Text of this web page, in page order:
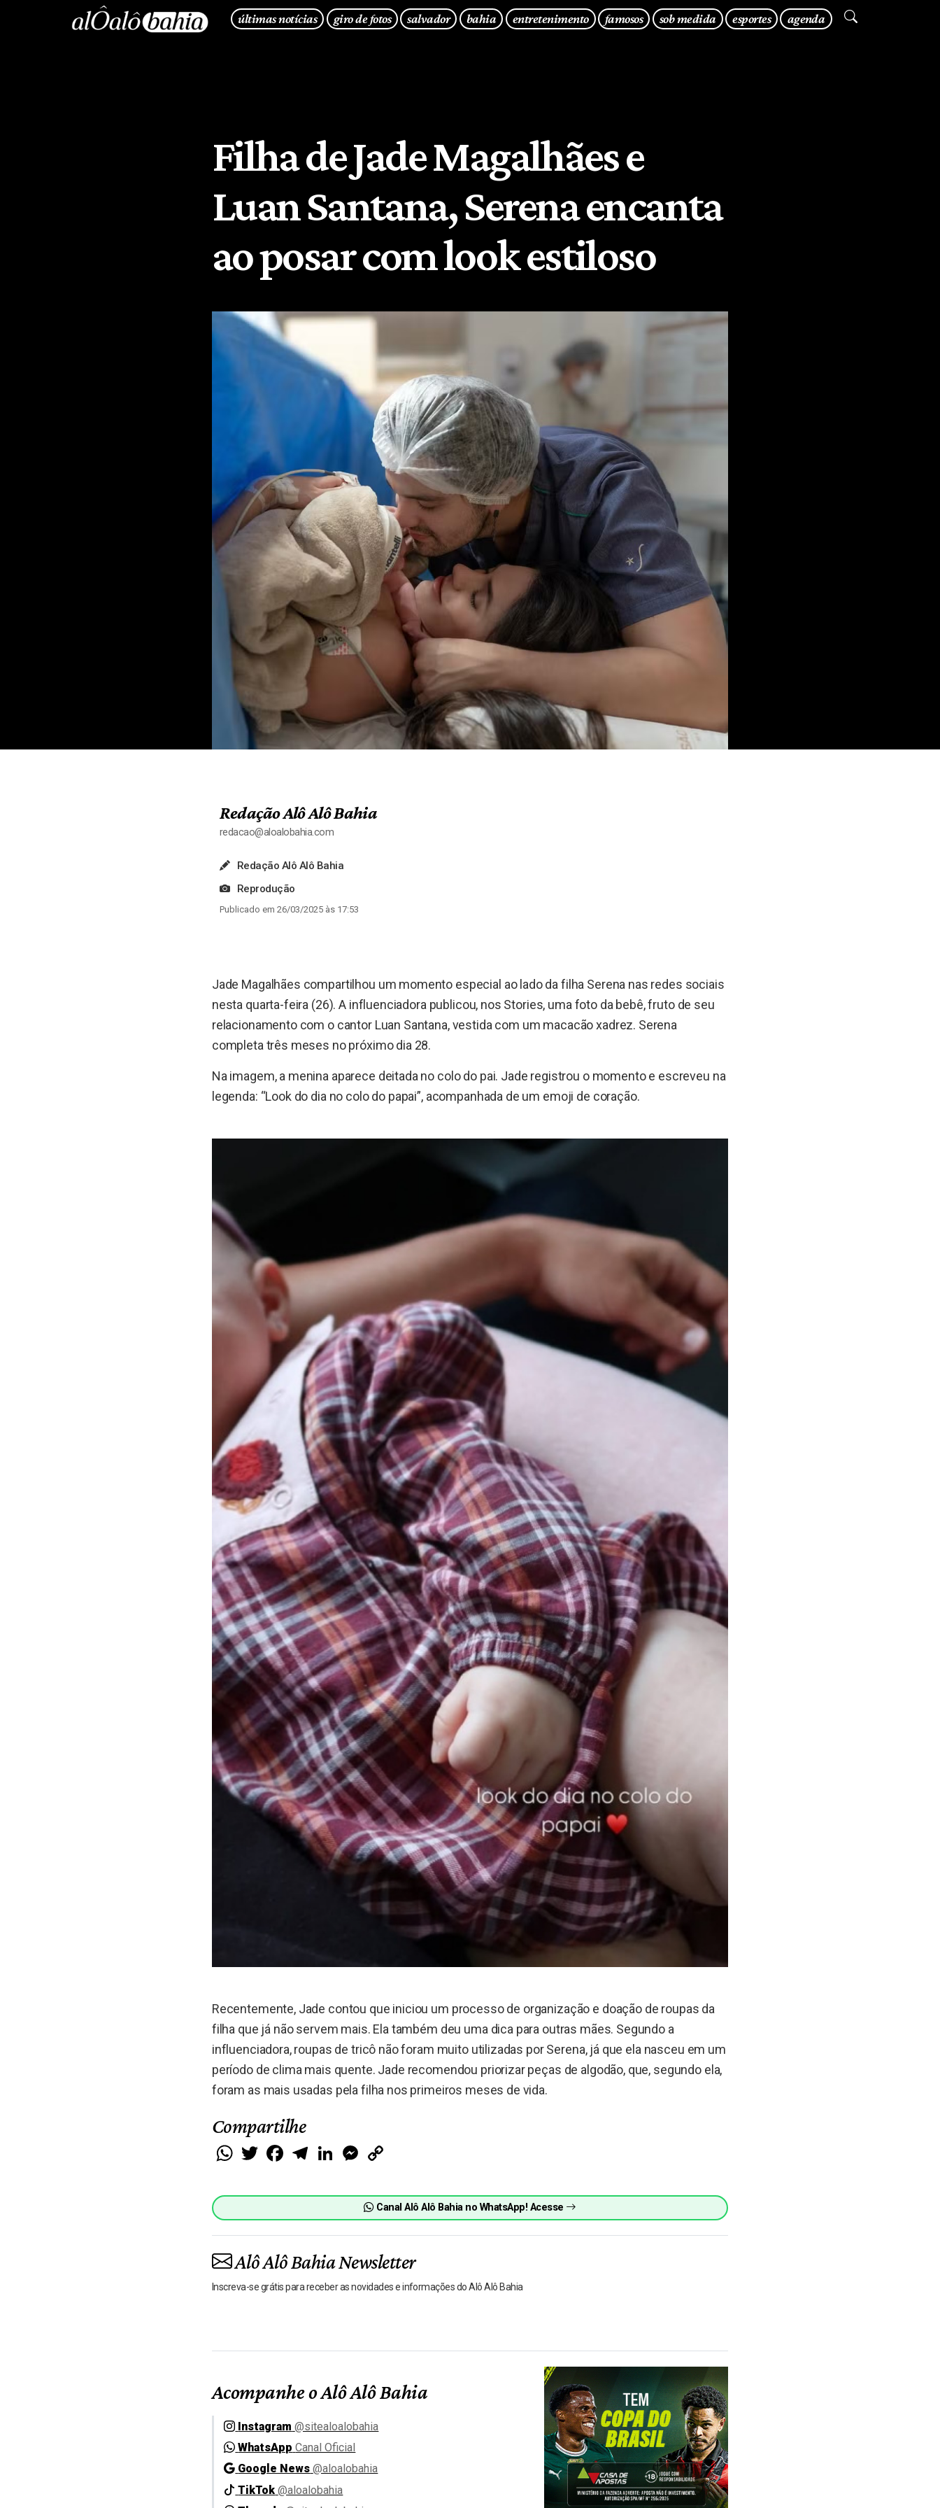
últimas notícias giro de fotos salvador bahia entretenimento famosos sob medida esportes agenda
Filha de Jade Magalhães e
Luan Santana, Serena encanta
ao posar com look estiloso
Redação Alô Alô Bahia
redacao@aloalobahia.com
Redação Alô Alô Bahia
Reprodução
Publicado em 26/03/2025 às 17:53
Jade Magalhães compartilhou um momento especial ao lado da filha Serena nas redes sociais
nesta quarta-feira (26). A influenciadora publicou, nos Stories, uma foto da bebê, fruto de seu
relacionamento com o cantor Luan Santana, vestida com um macacão xadrez. Serena
completa três meses no próximo dia 28.
Na imagem, a menina aparece deitada no colo do pai. Jade registrou o momento e escreveu na
legenda: “Look do dia no colo do papai”, acompanhada de um emoji de coração.
Recentemente, Jade contou que iniciou um processo de organização e doação de roupas da
filha que já não servem mais. Ela também deu uma dica para outras mães. Segundo a
influenciadora, roupas de tricô não foram muito utilizadas por Serena, já que ela nasceu em um
período de clima mais quente. Jade recomendou priorizar peças de algodão, que, segundo ela,
foram as mais usadas pela filha nos primeiros meses de vida.
Compartilhe
WhatsApp
Twitter FacebookTelegramLinkedIn Messenger
Canal Alô Alô Bahia no WhatsApp! Acesse
Alô Alô Bahia Newsletter
Inscreva-se grátis para receber as novidades e informações do Alô Alô Bahia
Acompanhe o Alô Alô Bahia
Instagram @sitealoalobahia
WhatsApp Canal Oficial
Google News @aloalobahia
TikTok @aloalobahia